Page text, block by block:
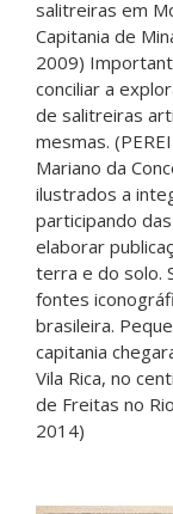
salitreiras em
Capitania de
2009)
conciliar a
de salitreiras
mesmas.
Mariano da
ilustrados a
participando
elaborar
terra e do solo.
fontes
brasileira.
capitania
Vila Rica, no
de Freitas no
2014)